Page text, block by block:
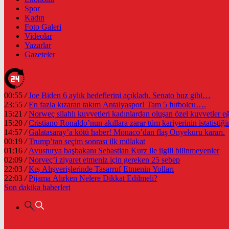
Spor
Kadın
Foto Galeri
Videolar
Yazarlar
Gazeteler
00:55 / Joe Biden 6 aylık hedeflerini açıkladı. Senato buz gibi…
23:55 / En fazla kızaran takım Antalyaspor! Tam 5 futbolcu….
15:21 / Norweç silahlı kuvvetleri kadınlardan oluşan özel kuvvetler
15:20 / Cristiano Ronaldo’nun akıllara zarar tüm kariyerinin
14:57 / Galatasaray’a kötü haber! Monaco’dan flaş Onyekuru kararı.
00:19 / Trump’tan seçim sonrası ilk mülakat
01:16 / Avusturya başbakanı Sebastian Kurz ile ilgili bilinmeyenler
02:09 / Norveç’i ziyaret etmeniz için gereken 25 sebep
22:03 / Kış Alışverişlerinde Tasarruf Etmenin Yolları
22:03 / Pijama Alırken Nelere Dikkat Edilmeli?
Son dakika haberleri